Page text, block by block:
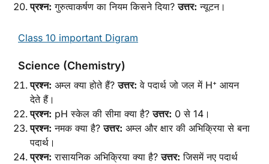
प्रश्न: गुरुत्वाकर्षण का नियम किसने दिया?उत्तर: न्यूटन।
Class 10 important Digram
Science (Chemistry)
प्रश्न: अम्ल क्या होते हैं?उत्तर: वे पदार्थ जो जल में H⁺ आयन
देते हैं।
प्रश्न: pH स्केल की सीमा क्या है?उत्तर: 0 से 14।
प्रश्न: नमक क्या है?उत्तर: अम्ल और क्षार की अभिक्रिया से बना
पदार्थ।
प्रश्न: रासायनिक अभिक्रिया क्या है?उत्तर: जिसमें नए पदार्थ